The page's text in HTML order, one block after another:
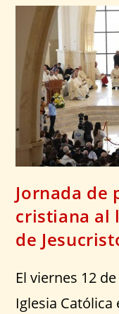
Jornada de
cristiana al
de
El viernes 12
Iglesia Católica